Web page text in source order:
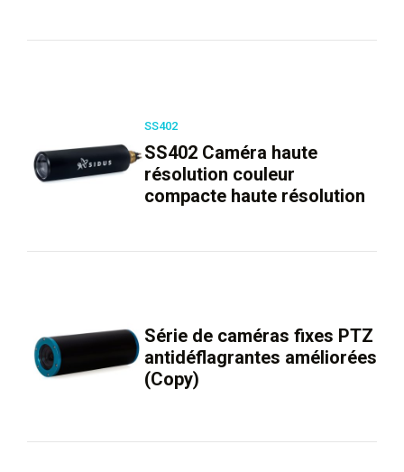
SS402
SS402 Caméra haute
résolution couleur
compacte haute résolution
Série de caméras fixes PTZ
antidéflagrantes améliorées
(Copy)